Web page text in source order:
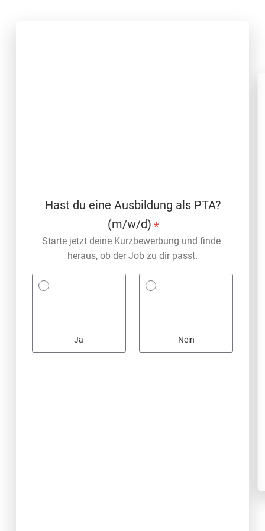
Hast du eine Ausbildung als PTA?
(m/w/d) *
Starte jetzt deine Kurzbewerbung und finde
heraus, ob der Job zu dir passt.
Ja Nein